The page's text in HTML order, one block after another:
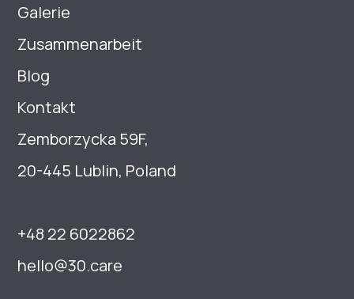
Galerie
Zusammenarbeit
Blog
Kontakt
Zemborzycka 59F,
20-445 Lublin, Poland
+48 22 6022862
hello@30.care